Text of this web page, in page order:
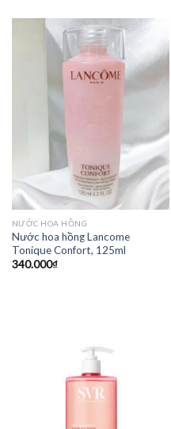
NƯỚC HOA HỒNG
Nước hoa hồng Lancome
Tonique Confort, 125ml
340.000₫